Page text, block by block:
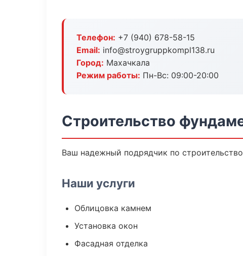
Телефон: +7 (940) 678-58-15
Email: info@stroygruppkompl138.ru
Город: Махачкала
Режим работы: Пн-Вс: 09:00-20:00
Строительство
Ваш надежный подрядчик по
Наши услуги
Облицовка камнем
Установка окон
Фасадная отделка